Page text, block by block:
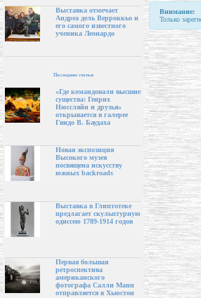
Выставка отмечает
Андреа дель Верроккьо и
его самого известного
ученика Леонардо
Последние статьи
«Где командовали высшие
существа: Генрих
Нюссляйн и друзья»
открывается в галерее
Гвидо В. Баудаха
Новая экспозиция
Высокого музея
посвящена искусству
южных backroads
Выставка в Глиптотеке
предлагает скульптурную
одиссею 1789-1914 годов
Первая большая
ретроспектива
американского
фотографа Салли Манн
отправляется в Хьюстон
Внимание:
Только